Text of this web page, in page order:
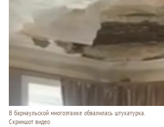
В барнаульской многоэтажке обвалилась штукатурка.
Скриншот видео